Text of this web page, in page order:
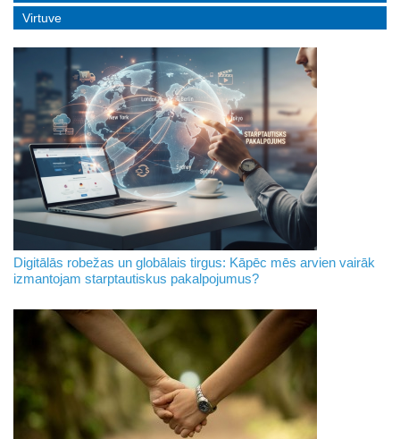
Virtuve
Digitālās robežas un globālais tirgus: Kāpēc mēs arvien vairāk
izmantojam starptautiskus pakalpojumus?